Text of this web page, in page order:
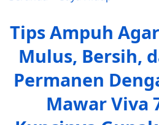
Tips Ampuh
Mulus, Bersih,
Permanen
Mawar Viva